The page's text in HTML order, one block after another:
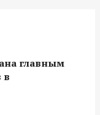
главным
в